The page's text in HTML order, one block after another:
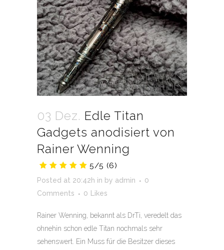
03 Dez. Edle Titan
Gadgets anodisiert von
Rainer Wenning
5/5 (6)
Posted at 20:42h in by admin
0
Comments
0 Likes
Rainer Wenning, bekannt als DrTi, veredelt das
ohnehin schon edle Titan nochmals sehr
sehenswert. Ein Muss für die Besitzer dieses